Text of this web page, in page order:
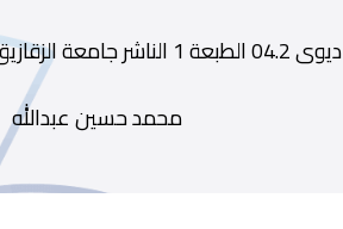
ديوى 04.2 الطبعة 1 الناشر جامعة الزقازيق سنة النشر 1999
محمد حسين عبدالله